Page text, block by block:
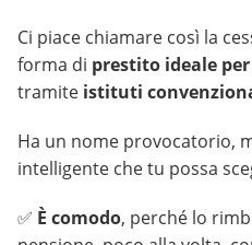
Ci piace chiamare così la
forma di prestito ideale
tramite istituti
Ha un nome provocatorio,
intelligente che tu possa
✅ È comodo, perché lo